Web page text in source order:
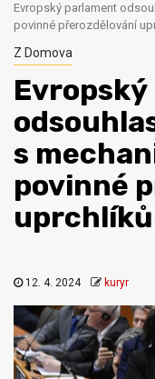
Evropský parlament
povinné přerozdělování
Z Domova
s
povinné
12. 4. 2024 kuryr